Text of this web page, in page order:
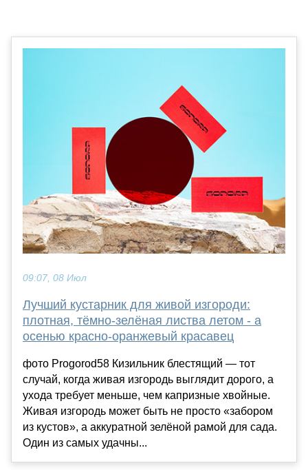
09:07, 08 Июл
Лучший кустарник для живой изгороди:
плотная, тёмно-зелёная листва летом - а
осенью красно-оранжевый красавец
фото Progorod58 Кизильник блестящий — тот
случай, когда живая изгородь выглядит дорого, а
ухода требует меньше, чем капризные хвойные.
Живая изгородь может быть не просто «забором
из кустов», а аккуратной зелёной рамой для сада.
Один из самых удачны...